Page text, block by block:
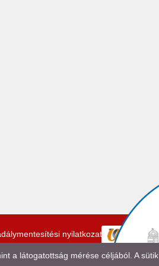
nyilatkozat
a látogatottság mérése céljából. A sütik